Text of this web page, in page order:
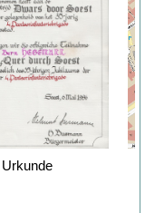
Urkunde